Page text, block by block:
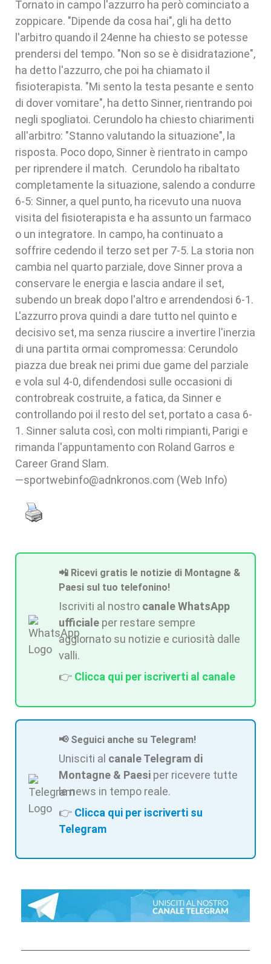
Tornato in campo l'azzurro ha però cominciato a
zoppicare. "Dipende da cosa hai", gli ha detto
l'arbitro quando il 24enne ha chiesto se potesse
prendersi del tempo. "Non so se è disidratazione",
ha detto l'azzurro, che poi ha chiamato il
fisioterapista. "Mi sento la testa pesante e sento
di dover vomitare", ha detto Sinner, rientrando poi
negli spogliatoi. Cerundolo ha chiesto chiarimenti
all'arbitro: "Stanno valutando la situazione", la
risposta. Poco dopo, Sinner è rientrato in campo
per riprendere il match. Cerundolo ha ribaltato
completamente la situazione, salendo a condurre
6-5: Sinner, a quel punto, ha ricevuto una nuova
visita del fisioterapista e ha assunto un farmaco
o un integratore. In campo, ha continuato a
soffrire cedendo il terzo set per 7-5. La storia non
cambia nel quarto parziale, dove Sinner prova a
conservare le energia e lascia andare il set,
subendo un break dopo l'altro e arrendendosi 6-1.
L'azzurro prova quindi a dare tutto nel quinto e
decisivo set, ma senza riuscire a invertire l'inerzia
di una partita ormai compromessa: Cerundolo
piazza due break nei primi due game del parziale
e vola sul 4-0, difendendosi sulle occasioni di
controbreak costruite, a fatica, da Sinner e
controllando poi il resto del set, portato a casa 6-
1. Sinner saluta così, con molti rimpianti, Parigi e
rimanda l'appuntamento con Roland Garros e
Career Grand Slam.
—sportwebinfo@adnkronos.com (Web Info)
📲 Ricevi gratis le notizie di Montagne &
Paesi sul tuo telefonino!
Iscriviti al nostro canale WhatsApp
ufficiale per restare sempre
aggiornato su notizie e curiosità dalle
valli.
👉 Clicca qui per iscriverti al canale
📢 Seguici anche su Telegram!
Unisciti al canale Telegram di
Montagne & Paesi per ricevere tutte
le news in tempo reale.
👉 Clicca qui per iscriverti su
Telegram